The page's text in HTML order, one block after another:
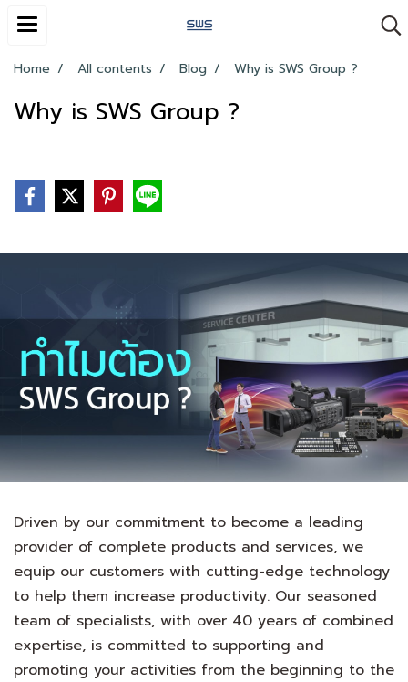
Home All contents Blog Why is SWS Group ?
Why is SWS Group ?
Driven by our commitment to become a leading
provider of complete products and services, we
equip our customers with cutting-edge technology
to help them increase productivity. Our seasoned
team of specialists, with over 40 years of combined
expertise, is committed to supporting and
promoting your activities from the beginning to the